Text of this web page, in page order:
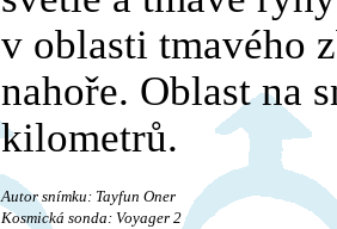
v oblasti tmavého
nahoře. Oblast na
kilometrů.
Autor snímku: Tayfun Oner
Kosmická sonda: Voyager 2